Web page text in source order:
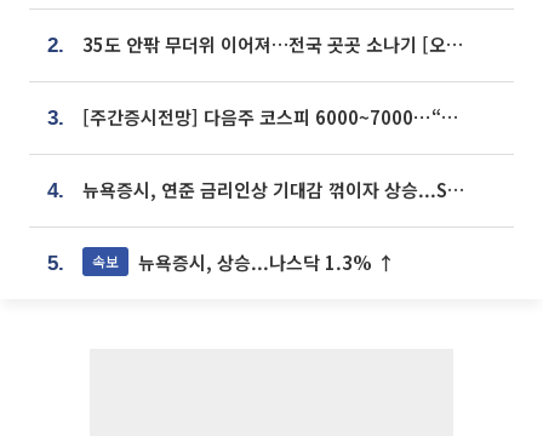
2. 35도 안팎 무더위 이어져…전국 곳곳 소나기 [오늘 날씨]
3. [주간증시전망] 다음주 코스피 6000~7000⋯“外人 수급은 정책이 변수”
4. 뉴욕증시, 연준 금리인상 기대감 꺾이자 상승...S&P500 사상 최고치 [종합]
5. 속보 뉴욕증시, 상승...나스닥 1.3% ↑